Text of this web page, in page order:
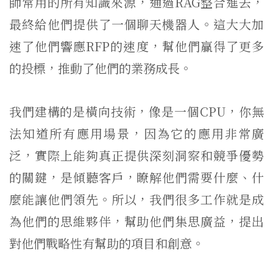
最終給他們提供了一個聊天機器人。這大大加
速了他們響應RFP的速度，幫他們贏得了更多
的投標，推動了他們的業務成長。
我們建構的是橫向技術，像是一個CPU，你無
法知道所有應用場景，因為它的應用非常廣
泛，實際上能夠真正提供深刻洞察和競爭優勢
的關鍵，是傾聽客戶，瞭解他們需要什麼、什
麼能讓他們領先。所以，我們很多工作就是成
為他們的思維夥伴，幫助他們集思廣益，提出
對他們戰略性有幫助的項目和創意。